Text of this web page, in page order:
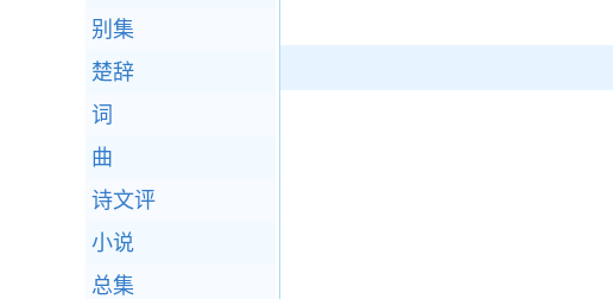
别集
楚辞
词
曲
诗文评
小说
总集